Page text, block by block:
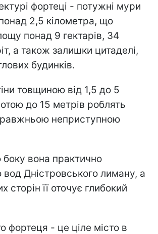
фортеці - потужні мури
2,5 кілометра, що
понад 9 гектарів, 34
а також залишки цитаделі,
будинків.
товщиною від 1,5 до 5
до 15 метрів роблять
неприступною
боку вона практично
вод Дністровського лиману, а
сторін її оточує глибокий
фортеця - це ціле місто в